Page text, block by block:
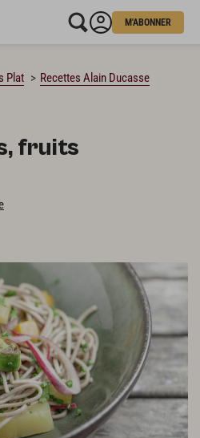
M'ABONNER
Plat
Recettes Alain Ducasse
fruits